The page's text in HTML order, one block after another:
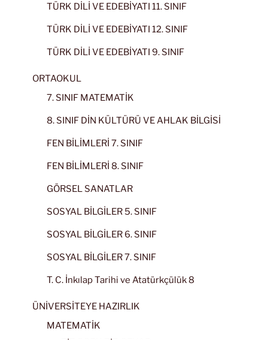
TÜRK DİLİ VE EDEBİYATI 11. SINIF
TÜRK DİLİ VE EDEBİYATI 12. SINIF
TÜRK DİLİ VE EDEBİYATI 9. SINIF
ORTAOKUL
7. SINIF MATEMATİK
8. SINIF DİN KÜLTÜRÜ VE AHLAK BİLGİSİ
FEN BİLİMLERİ 7. SINIF
FEN BİLİMLERİ 8. SINIF
GÖRSEL SANATLAR
SOSYAL BİLGİLER 5. SINIF
SOSYAL BİLGİLER 6. SINIF
SOSYAL BİLGİLER 7. SINIF
T. C. İnkılap Tarihi ve Atatürkçülük 8
ÜNİVERSİTEYE HAZIRLIK
MATEMATİK